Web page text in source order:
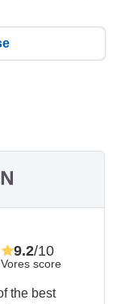
Vores score
9.2/10
the best